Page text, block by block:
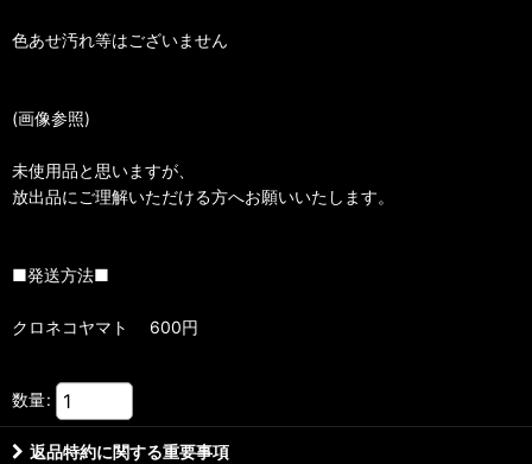
色あせ汚れ等はございません
(画像参照)
未使用品と思いますが、
放出品にご理解いただける方へお願いいたします。
■発送方法■
クロネコヤマト 600円
数量:
返品特約に関する重要事項